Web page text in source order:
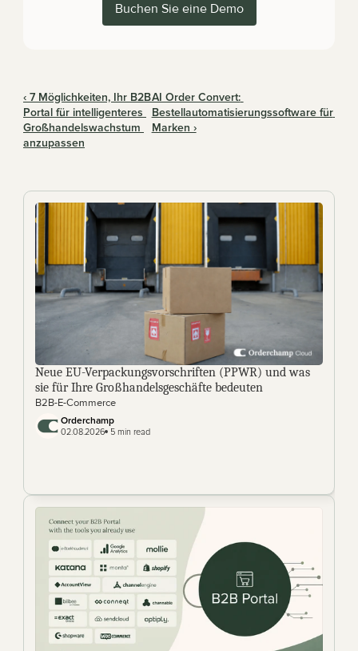
Buchen Sie eine Demo
‹ 7 Möglichkeiten, Ihr B2B
Portal für intelligenteres
Großhandelswachstum
anzupassen
AI Order Convert:
Bestellautomatisierungssoftware für
Marken ›
Neue EU-Verpackungsvorschriften (PPWR) und was
sie für Ihre Großhandelsgeschäfte bedeuten
B2B-E-Commerce
Orderchamp
02.08.2026 5 min read